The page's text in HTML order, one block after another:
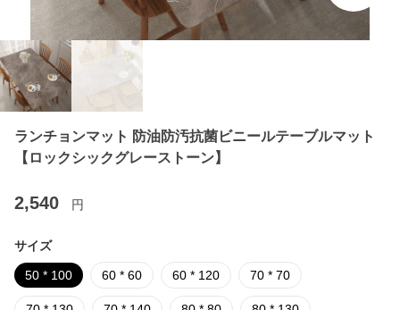
ランチョンマット 防油防汚抗菌ビニールテーブルマット
【ロックシックグレーストーン】
2,540 円
サイズ
50 * 100 60 * 60 60 * 120 70 * 70